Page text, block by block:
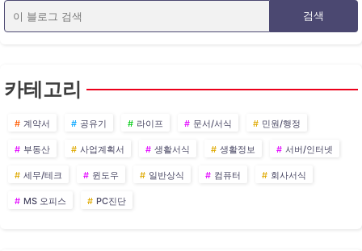
카테고리
계약서 공유기 라이프 문서/서식 민원/행정
부동산 사업계획서 생활서식 생활정보 서버/인터넷
세무/테크 윈도우 일반상식 컴퓨터 회사서식
MS 오피스 PC진단